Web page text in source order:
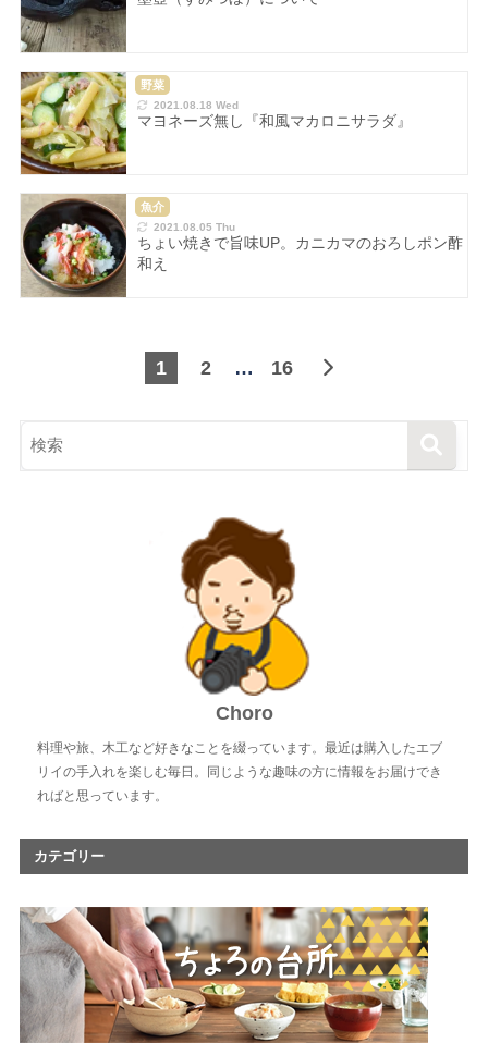
2021.08.18 Wed
マヨネーズ無し『和風マカロニサラダ』
野菜
2021.08.05 Thu
ちょい焼きで旨味UP。カニカマのおろしポン酢
和え
魚介
1 2 … 16
Choro
料理や旅、木工など好きなことを綴っています。最近は購入したエブ
リイの手入れを楽しむ毎日。同じような趣味の方に情報をお届けでき
ればと思っています。
カテゴリー